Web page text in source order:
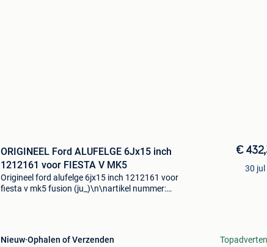
ORIGINEEL Ford ALUFELGE 6Jx15 inch
1212161 voor FIESTA V MK5
Origineel ford alufelge 6jx15 inch 1212161 voor
fiesta v mk5 fusion (ju_)\n\nartikel nummer:
Nieuw Ophalen of Verzenden
€
30 jul